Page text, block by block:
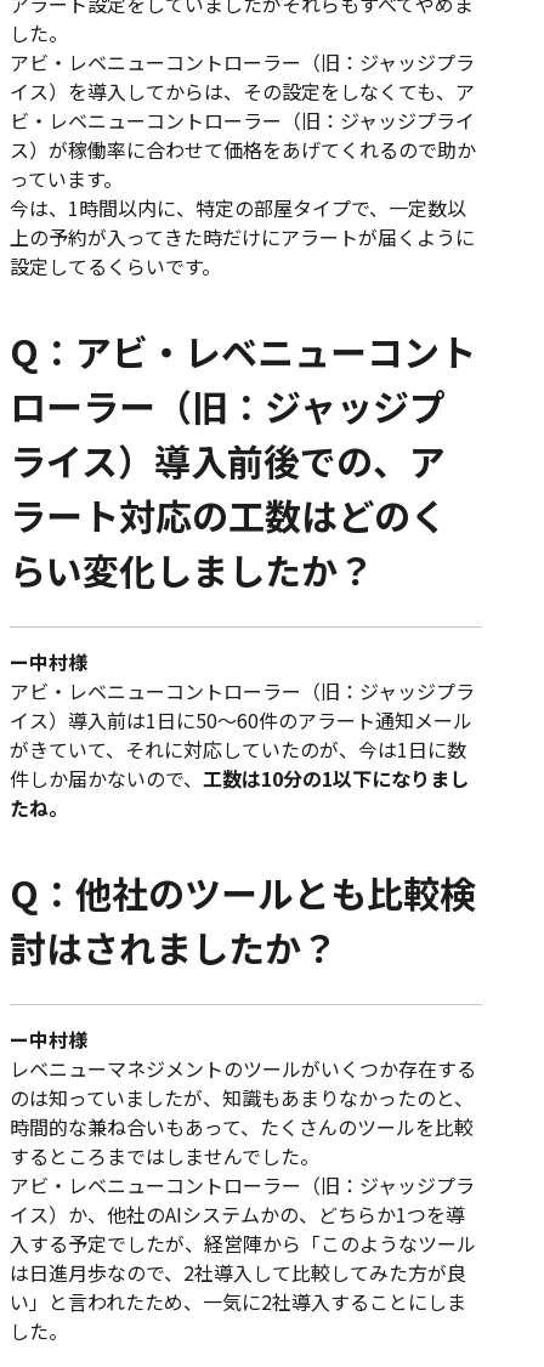
した。
アビ・レベニューコントローラー（旧：ジャッジプラ
イス）を導入してからは、その設定をしなくても、ア
ビ・レベニューコントローラー（旧：ジャッジプライ
ス）が稼働率に合わせて価格をあげてくれるので助か
っています。
今は、1時間以内に、特定の部屋タイプで、一定数以
上の予約が入ってきた時だけにアラートが届くように
設定してるくらいです。
Q：アビ・レベニューコント
ローラー（旧：ジャッジプ
ライス）導入前後での、ア
ラート対応の工数はどのく
らい変化しましたか？
ー中村様
アビ・レベニューコントローラー（旧：ジャッジプラ
イス）導入前は1日に50～60件のアラート通知メール
がきていて、それに対応していたのが、今は1日に数
件しか届かないので、 工数は10分の1以下になりまし
たね。
Q：他社のツールとも比較検
討はされましたか？
ー中村様
レベニューマネジメントのツールがいくつか存在する
のは知っていましたが、知識もあまりなかったのと、
時間的な兼ね合いもあって、たくさんのツールを比較
するところまではしませんでした。
アビ・レベニューコントローラー（旧：ジャッジプラ
イス）か、他社のAIシステムかの、どちらか1つを導
入する予定でしたが、経営陣から「このようなツール
は日進月歩なので、2社導入して比較してみた方が良
い」と言われたため、一気に2社導入することにしま
した。